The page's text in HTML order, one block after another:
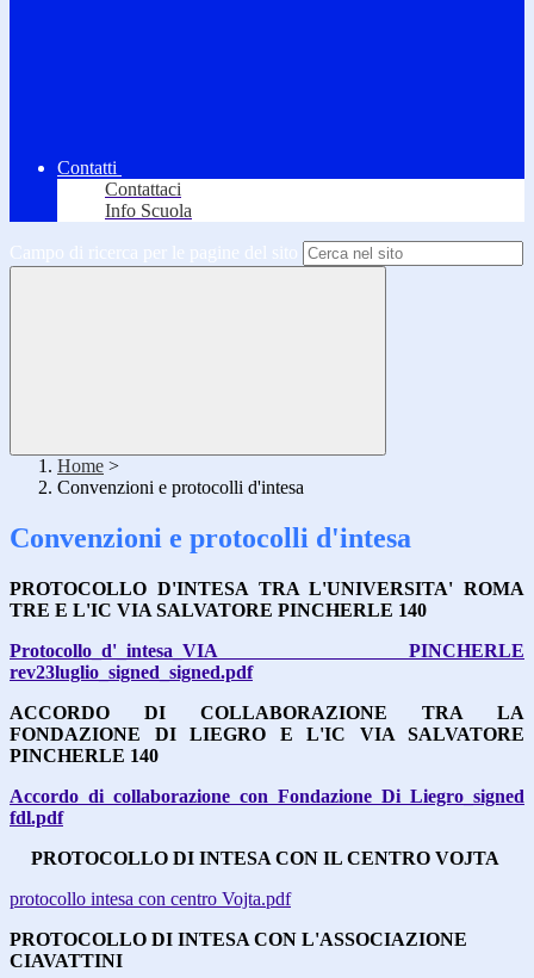
Contatti
Contattaci
Info Scuola
Campo di ricerca per le pagine del sito
Home >
Convenzioni e protocolli d'intesa
Convenzioni e protocolli d'intesa
PROTOCOLLO D'INTESA TRA L'UNIVERSITA' ROMA
TRE E L'IC VIA SALVATORE PINCHERLE 140
Protocollo_d'_intesa_VIA PINCHERLE
rev23luglio_signed_signed.pdf
ACCORDO DI COLLABORAZIONE TRA LA
FONDAZIONE DI LIEGRO E L'IC VIA SALVATORE
PINCHERLE 140
Accordo di collaborazione con Fondazione Di Liegro_signed
fdl.pdf
PROTOCOLLO DI INTESA CON IL CENTRO VOJTA
protocollo intesa con centro Vojta.pdf
PROTOCOLLO DI INTESA CON L'ASSOCIAZIONE
CIAVATTINI